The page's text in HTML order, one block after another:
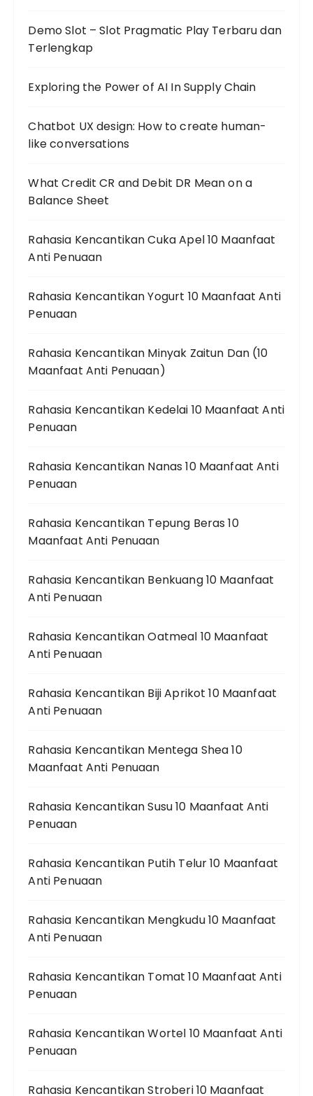
Demo Slot – Slot Pragmatic Play Terbaru dan
Terlengkap
Exploring the Power of AI In Supply Chain
Chatbot UX design: How to create human-
like conversations
What Credit CR and Debit DR Mean on a
Balance Sheet
Rahasia Kencantikan Cuka Apel 10 Maanfaat
Anti Penuaan
Rahasia Kencantikan Yogurt 10 Maanfaat Anti
Penuaan
Rahasia Kencantikan Minyak Zaitun Dan (10
Maanfaat Anti Penuaan)
Rahasia Kencantikan Kedelai 10 Maanfaat Anti
Penuaan
Rahasia Kencantikan Nanas 10 Maanfaat Anti
Penuaan
Rahasia Kencantikan Tepung Beras 10
Maanfaat Anti Penuaan
Rahasia Kencantikan Benkuang 10 Maanfaat
Anti Penuaan
Rahasia Kencantikan Oatmeal 10 Maanfaat
Anti Penuaan
Rahasia Kencantikan Biji Aprikot 10 Maanfaat
Anti Penuaan
Rahasia Kencantikan Mentega Shea 10
Maanfaat Anti Penuaan
Rahasia Kencantikan Susu 10 Maanfaat Anti
Penuaan
Rahasia Kencantikan Putih Telur 10 Maanfaat
Anti Penuaan
Rahasia Kencantikan Mengkudu 10 Maanfaat
Anti Penuaan
Rahasia Kencantikan Tomat 10 Maanfaat Anti
Penuaan
Rahasia Kencantikan Wortel 10 Maanfaat Anti
Penuaan
Rahasia Kencantikan Stroberi 10 Maanfaat